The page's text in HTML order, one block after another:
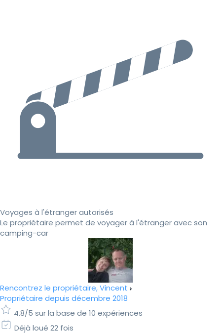
Voyages à l'étranger autorisés
Le propriétaire permet de voyager à l'étranger avec son
camping-car
Rencontrez le propriétaire, Vincent
Propriétaire depuis décembre 2018
4.8/5 sur la base de 10 expériences
Déjà loué 22 fois